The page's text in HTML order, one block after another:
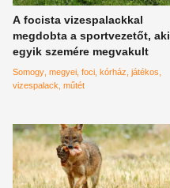
A focista vizespalackkal
megdobta a sportvezetőt, aki
egyik szemére megvakult
Somogy megyei foci kórház játékos
vizespalack műtét